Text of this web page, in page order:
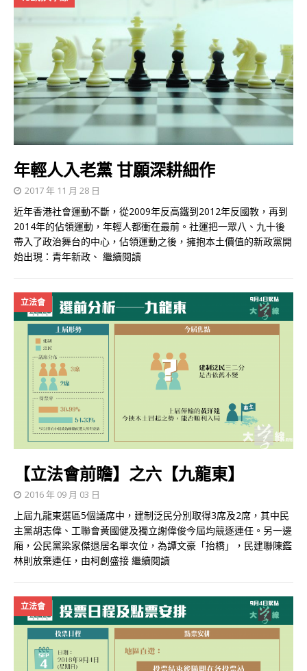
年輕人入老黨 甘願深耕細作
2017 年 11 月 28 日
近年香港社會運動不斷，從2009年反高鐵到2012年反國教，再到
2014年的佔領運動，年輕人都衝在最前。社運把一眾八、九十後
帶入了政治舞台的中心，佔領運動之後，擁抱本土價值的新政黨開
始出現：青年新政、 繼續閱讀
立法會
【立法會前瞻】之六【九龍東】
2016 年 09 月 03 日
上屆九龍東選區5個議席中，建制泛民分別取得3席及2席，其中民
主黨胡志偉、工聯會黃國健及獨立謝偉俊今屆均競逐連任。另一邊
廂，公民黨梁家傑退居名單次位，為譚文豪「抬橋」，民建聯陳鑑
林則放棄連任，由柯創盛接 繼續閱讀
立法會